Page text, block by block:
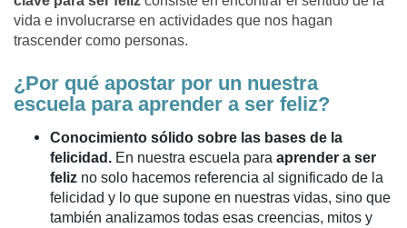
vida e involucrarse en actividades que nos hagan
trascender como personas.
¿Por qué apostar por un nuestra
escuela para aprender a ser feliz?
Conocimiento sólido sobre las bases de la
felicidad. En nuestra escuela para aprender a ser
feliz no solo hacemos referencia al significado de la
felicidad y lo que supone en nuestras vidas, sino que
también analizamos todas esas creencias, mitos y